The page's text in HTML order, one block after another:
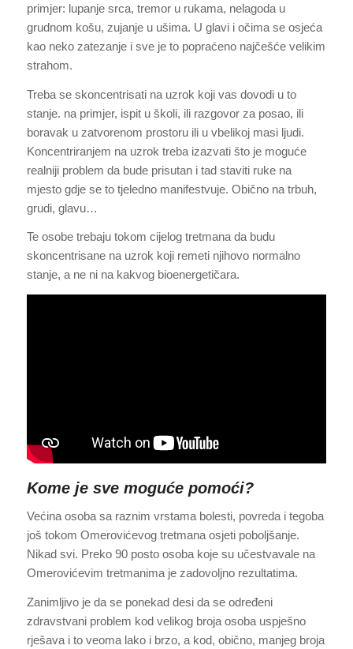
primjer: lupanje srca, tremor u rukama, nelagoda u
grudnom košu, zujanje u ušima. U glavi i očima se osjeća
kao neko zatezanje i sve je to popraćeno najčešće velikim
strahom.
Treba se skoncentrisati na uzrok koji vas dovodi u to
stanje. na primjer, ispit u školi, ili razgovor za posao, ili
boravak u zatvorenom prostoru ili u vbelikoj masi ljudi.
Koncentriranjem na uzrok treba izazvati što je moguće
realniji problem da bude prisutan i tad staviti ruke na
mjesto gdje se to tjeledno manifestvuje. Obično na trbuh,
grudi, glavu…
Te osobe trebaju tokom cijelog tretmana da budu
skoncentrisane na uzrok koji remeti njihovo normalno
stanje, a ne ni na kakvog bioenergetičara.
Kome je sve moguće pomoći?
Većina osoba sa raznim vrstama bolesti, povreda i tegoba
još tokom Omerovićevog tretmana osjeti poboljšanje.
Nikad svi. Preko 90 posto osoba koje su učestvavale na
Omerovićevim tretmanima je zadovoljno rezultatima.
Zanimljivo je da se ponekad desi da se određeni
zdravstvani problem kod velikog broja osoba uspješno
rješava i to veoma lako i brzo, a kod, obično, manjeg broja